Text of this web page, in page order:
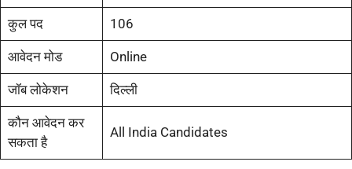
कुल पद 106
आवेदन मोड Online
जॉब लोकेशन दिल्ली
कौन आवेदन कर
सकता है
All India Candidates